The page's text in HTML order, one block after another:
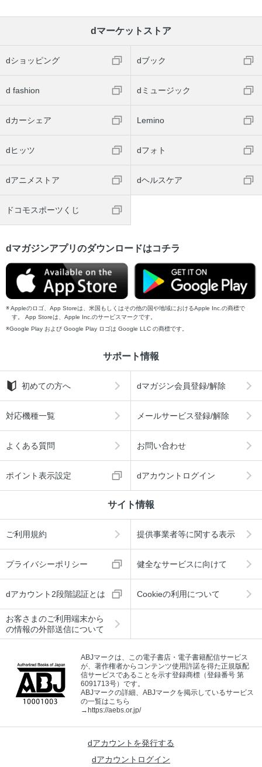
dマーケットストア
dショッピング dブック
d fashion dミュージック
dカーシェア Lemino
dヒッツ dフォト
dアニメストア dヘルスケア
ドコモスポーツくじ
dマガジンアプリのダウンロードはコチラ
Appleのロゴ、App Storeは、米国もしくはその他の国や地域におけるApple Inc.の商標で
す。 App Storeは、Apple Inc.のサービスマークです。
Google Play および Google Play ロゴは Google LLC の商標です。
サポート情報
初めての方へ dマガジン会員登録/解除
対応機種一覧 メールサービス登録/解除
よくある質問 お問い合わせ
ポイント表示設定 dアカウントログイン
サイト情報
ご利用規約 提供事業者等に関する表示
プライバシーポリシー 健全なサービスに向けて
dアカウント2段階認証とは Cookieの利用について
お客さまのご利用端末から
の情報の外部送信について
ABJマークは、この電子書店・電子書籍配信サービス
が、著作権者からコンテンツ使用許諾を得た正規版配
信サービスであることを示す登録商標（登録番号 第
6091713号）です。
ABJマークの詳細、ABJマークを掲示しているサービス
の一覧はこちら
→https://aebs.or.jp/
dアカウントを発行する
dアカウントログイン